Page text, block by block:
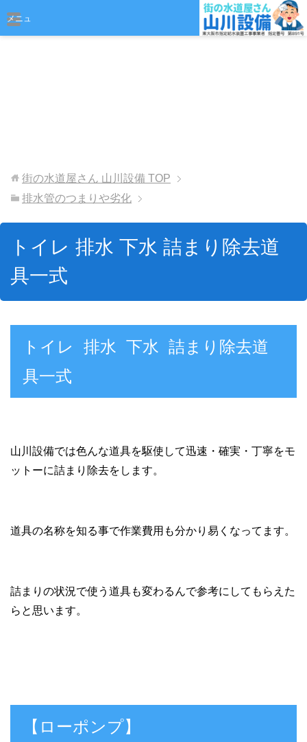
メニュ
街の水道屋さん 山川設備 TOP
排水管のつまりや劣化
トイレ 排水 下水 詰まり除去道
具一式
トイレ 排水 下水 詰まり除去道
具一式
山川設備では色んな道具を駆使して迅速・確実・丁寧をモ
ットーに詰まり除去をします。
道具の名称を知る事で作業費用も分かり易くなってます。
詰まりの状況で使う道具も変わるんで参考にしてもらえた
らと思います。
【ローポンプ】